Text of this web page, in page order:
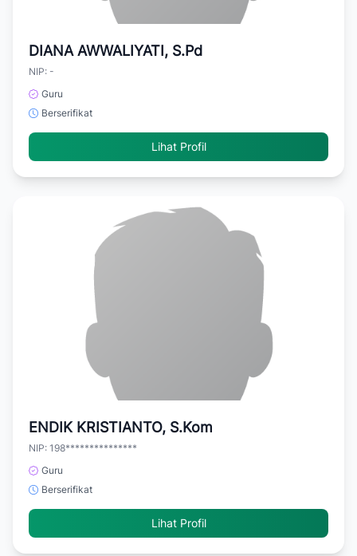
DIANA AWWALIYATI, S.Pd
NIP: -
Guru
Berserifikat
Lihat Profil
ENDIK KRISTIANTO, S.Kom
NIP: 198***************
Guru
Berserifikat
Lihat Profil